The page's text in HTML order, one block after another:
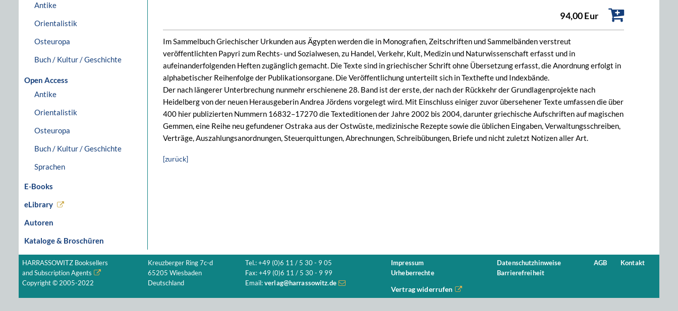
Antike
Orientalistik
Osteuropa
Buch / Kultur / Geschichte
Open Access
Antike
Orientalistik
Osteuropa
Buch / Kultur / Geschichte
Sprachen
E-Books
eLibrary
Autoren
Kataloge & Broschüren
94,00 Eur
Im Sammelbuch Griechischer Urkunden aus Ägypten werden die in Monografien, Zeitschriften und Sammelbänden verstreut
veröffentlichten Papyri zum Rechts- und Sozialwesen, zu Handel, Verkehr, Kult, Medizin und Naturwissenschaft erfasst und in
aufeinanderfolgenden Heften zugänglich gemacht. Die Texte sind in griechischer Schrift ohne Übersetzung erfasst, die Anordnung erfolgt in
alphabetischer Reihenfolge der Publikationsorgane. Die Veröffentlichung unterteilt sich in Texthefte und Indexbände.
Der nach längerer Unterbrechung nunmehr erschienene 28. Band ist der erste, der nach der Rückkehr der Grundlagenprojekte nach
Heidelberg von der neuen Herausgeberin Andrea Jördens vorgelegt wird. Mit Einschluss einiger zuvor übersehener Texte umfassen die über
400 hier publizierten Nummern 16832–17270 die Texteditionen der Jahre 2002 bis 2004, darunter griechische Aufschriften auf magischen
Gemmen, eine Reihe neu gefundener Ostraka aus der Ostwüste, medizinische Rezepte sowie die üblichen Eingaben, Verwaltungsschreiben,
Verträge, Auszahlungsanordnungen, Steuerquittungen, Abrechnungen, Schreibübungen, Briefe und nicht zuletzt Notizen aller Art.
[zurück]
HARRASSOWITZ Booksellers
and Subscription Agents
Copyright © 2005-2022
Kreuzberger Ring 7c-d
65205 Wiesbaden
Deutschland
Tel.: +49 (0)6 11 / 5 30 - 9 05
Fax: +49 (0)6 11 / 5 30 - 9 99
Email: verlag@harrassowitz.de
Impressum
Urheberrechte
Datenschutzhinweise
Barrierefreiheit
AGB Kontakt
Vertrag widerrufen